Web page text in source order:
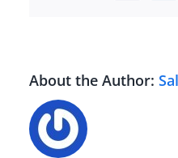
About the Author: